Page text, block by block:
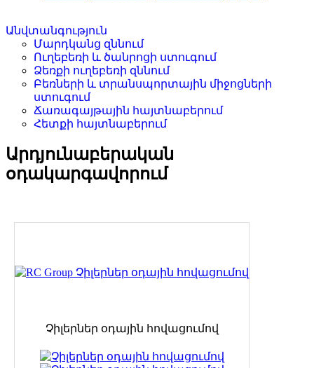
Անվտանգություն
Մարդկանց զննում
Ուղեբեռի և ծանրոցի ստուգում
Ձեռքի ուղեբեռի զննում
Բեռների և տրանսպորտային միջոցների
ստուգում
Ճառագայթային հայտնաբերում
Հետքի հայտնաբերում
Արդյունաբերական
օդակարգավորում
Չիլերներ օդային հովացումով